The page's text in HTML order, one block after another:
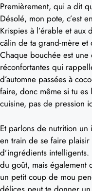
Premièrement, qui a dit
Désolé, mon pote, c’est
Krispies à l’érable et aux
câlin de ta grand-mère et
Chaque bouchée est une
réconfortantes qui
d’automne passées à
faire, donc même si tu
cuisine, pas de pression
Et parlons de nutrition
en train de se faire
d’ingrédients
du goût, mais également
un petit coup de mou